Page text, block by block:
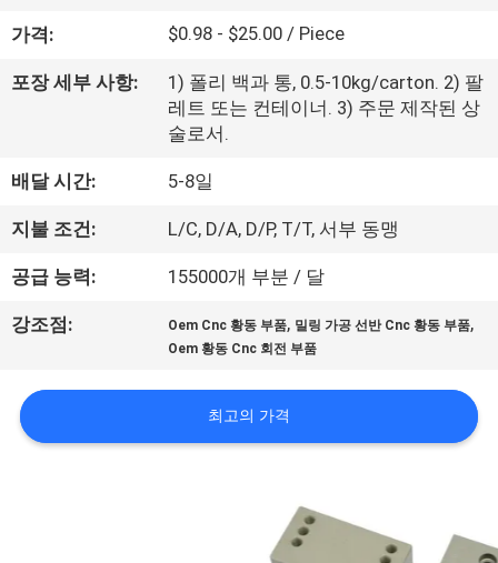
것
장
투
어
품
질
관
가격: $0.98 - $25.00 / Piece
포장 세부 사항:
1) 폴리 백과 통, 0.5-10kg/carton. 2) 팔
레트 또는 컨테이너. 3) 주문 제작된 상
술로서.
배달 시간: 5-8일
지불 조건: L/C, D/A, D/P, T/T, 서부 동맹
공급 능력: 155000개 부분 / 달
강조점: Oem Cnc 황동 부품, 밀링 가공 선반 Cnc 황동 부품,
Oem 황동 Cnc 회전 부품
최고의 가격